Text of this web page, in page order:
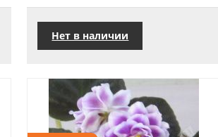
Нет в наличии